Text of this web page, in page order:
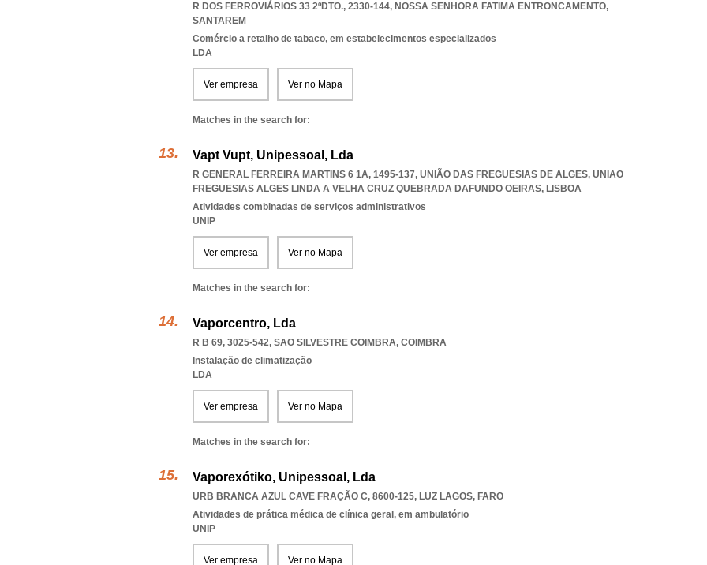
R DOS FERROVIÁRIOS 33 2ºDTO., 2330-144, NOSSA SENHORA FATIMA ENTRONCAMENTO,
SANTAREM
Comércio a retalho de tabaco, em estabelecimentos especializados
LDA
Ver empresa Ver no Mapa
Matches in the search for:
Vapt Vupt, Unipessoal, Lda
R GENERAL FERREIRA MARTINS 6 1A, 1495-137, UNIÃO DAS FREGUESIAS DE ALGES, UNIAO
FREGUESIAS ALGES LINDA A VELHA CRUZ QUEBRADA DAFUNDO OEIRAS, LISBOA
Atividades combinadas de serviços administrativos
UNIP
Ver empresa Ver no Mapa
Matches in the search for:
Vaporcentro, Lda
R B 69, 3025-542, SAO SILVESTRE COIMBRA, COIMBRA
Instalação de climatização
LDA
Ver empresa Ver no Mapa
Matches in the search for:
Vaporexótiko, Unipessoal, Lda
URB BRANCA AZUL CAVE FRAÇÃO C, 8600-125, LUZ LAGOS, FARO
Atividades de prática médica de clínica geral, em ambulatório
UNIP
Ver empresa Ver no Mapa